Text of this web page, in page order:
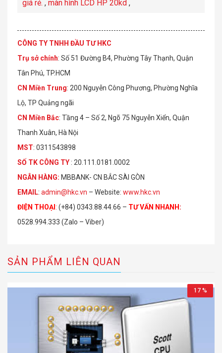
giá rẻ. , màn hình LCD HP 20kd ,
CÔNG TY TNHH ĐẦU TƯ HKC
Trụ sở chính: Số 51 Đường B4, Phường Tây Thạnh, Quận
Tân Phú, TP.HCM
CN Miền Trung: 200 Nguyễn Công Phương, Phường Nghĩa
Lộ, TP Quảng ngãi
CN Miền Bắc: Tầng 4 – Số 2, Ngõ 75 Nguyễn Xiển, Quận
Thanh Xuân, Hà Nội
MST: 0311543898
SỐ TK CÔ NG TY : 20.111.0181.0002
NGÂN HÀNG: MBBANK- CN BẮC SÀI GÒN
EMAIL: admin@hkc.vn – Website: www.hkc.vn
ĐIỆN THOẠI : (+84) 0343.88.44.66 – TƯ VẤN NHANH :
0528.994.333 (Zalo – Viber)
SẢN PHẨM LIÊN QUAN
17 %